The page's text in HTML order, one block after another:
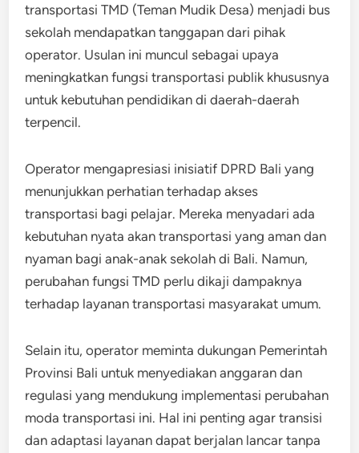
transportasi TMD (Teman Mudik Desa) menjadi bus
sekolah mendapatkan tanggapan dari pihak
operator. Usulan ini muncul sebagai upaya
meningkatkan fungsi transportasi publik khususnya
untuk kebutuhan pendidikan di daerah-daerah
terpencil.
Operator mengapresiasi inisiatif DPRD Bali yang
menunjukkan perhatian terhadap akses
transportasi bagi pelajar. Mereka menyadari ada
kebutuhan nyata akan transportasi yang aman dan
nyaman bagi anak-anak sekolah di Bali. Namun,
perubahan fungsi TMD perlu dikaji dampaknya
terhadap layanan transportasi masyarakat umum.
Selain itu, operator meminta dukungan Pemerintah
Provinsi Bali untuk menyediakan anggaran dan
regulasi yang mendukung implementasi perubahan
moda transportasi ini. Hal ini penting agar transisi
dan adaptasi layanan dapat berjalan lancar tanpa